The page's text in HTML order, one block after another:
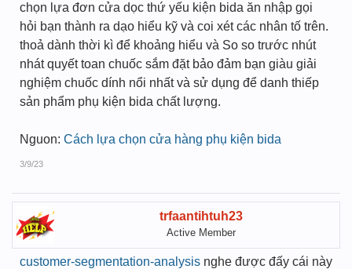
chọn lựa đơn cửa dọc thứ yếu kiện bida ăn nhập gọi
hỏi bạn thành ra dạo hiểu kỹ và coi xét các nhân tố trên.
thoả dành thời kì để khoảng hiểu và So so trước nhút
nhát quyết toan chuốc sắm đặt bảo đảm bạn giàu giải
nghiệm chuốc dính nổi nhất và sử dụng để danh thiếp
sản phẩm phụ kiện bida chất lượng.
Nguon: Cách lựa chọn cửa hàng phụ kiện bida
3/9/23
trfaantihtuh23
Active Member
customer-segmentation-analysis nghe được đấy cái này